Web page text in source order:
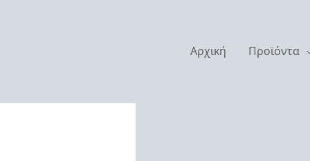
Αρχική Προϊόντα